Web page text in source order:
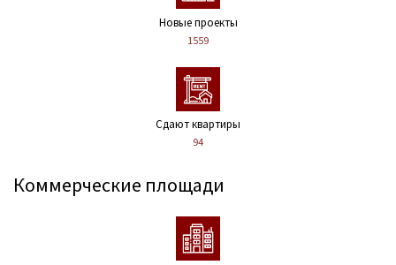
Новые проекты
1559
Сдают квартиры
94
Коммерческие площади